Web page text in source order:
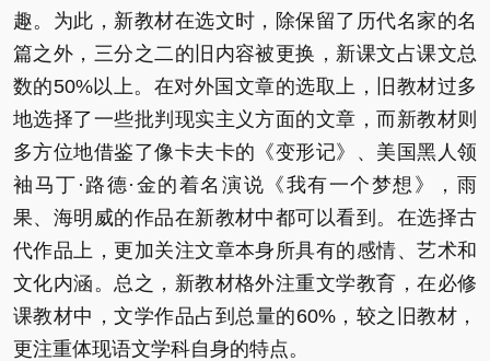
趣。为此，新教材在选文时，除保留了历代名家的名
篇之外，三分之二的旧内容被更换，新课文占课文总
数的50%以上。在对外国文章的选取上，旧教材过多
地选择了一些批判现实主义方面的文章，而新教材则
多方位地借鉴了像卡夫卡的《变形记》、美国黑人领
袖马丁·路德·金的着名演说《我有一个梦想》，雨
果、海明威的作品在新教材中都可以看到。在选择古
代作品上，更加关注文章本身所具有的感情、艺术和
文化内涵。总之，新教材格外注重文学教育，在必修
课教材中，文学作品占到总量的60%，较之旧教材，
更注重体现语文学科自身的特点。